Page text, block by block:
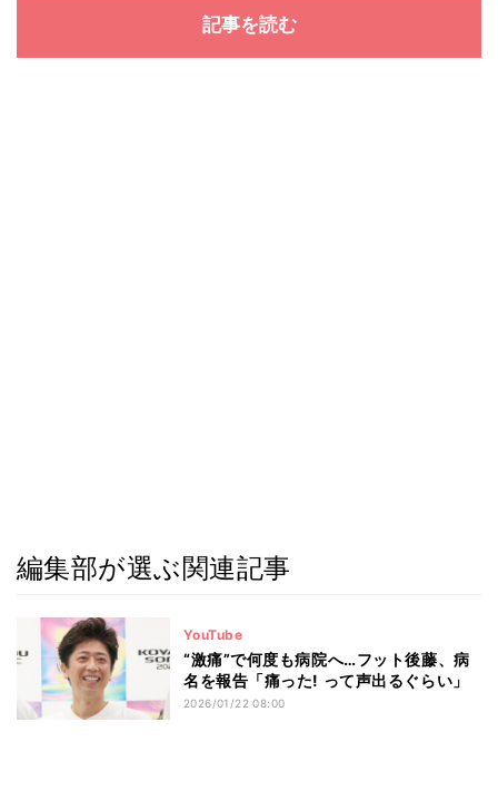
記事を読む
編集部が選ぶ関連記事
YouTube
“激痛”で何度も病院へ…フット後藤、病
名を報告「痛った! って声出るぐらい」
2026/01/22 08:00